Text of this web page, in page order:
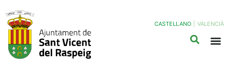
CASTELLANO VALENCIÀ